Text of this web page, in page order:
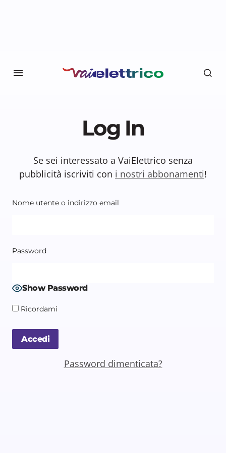
Log In
Se sei interessato a VaiElettrico senza
pubblicità iscriviti con i nostri abbonamenti!
Nome utente o indirizzo email
Password
Show Password
Ricordami
Password dimenticata?